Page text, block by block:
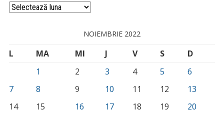
Arhivă
NOIEMBRIE 2022
L MA MI J V S
D
1
2 3 4 5
6
7
8 9 10 11 12
13
14
15 16 17 18 19 20